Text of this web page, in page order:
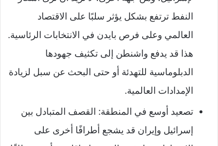
النفط ترتفع بشكل يؤثر سلبًا على الاقتصاد
العالمي وعلى فرص بايدن في الانتخابات الرئاسية.
هذا قد يدفع واشنطن إلى تكثيف جهودها
الدبلوماسية للتهدئة أو حتى البحث عن سبل لزيادة
الإمدادات العالمية.
تصعيد أوسع في المنطقة: القصف المتبادل بين
إسرائيل وإيران قد يشجع أطرافًا أخرى على